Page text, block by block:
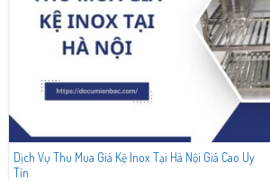
Dịch Vụ Thu Mua Giá Kệ Inox Tại Hà Nội Giá Cao Uy
Tín